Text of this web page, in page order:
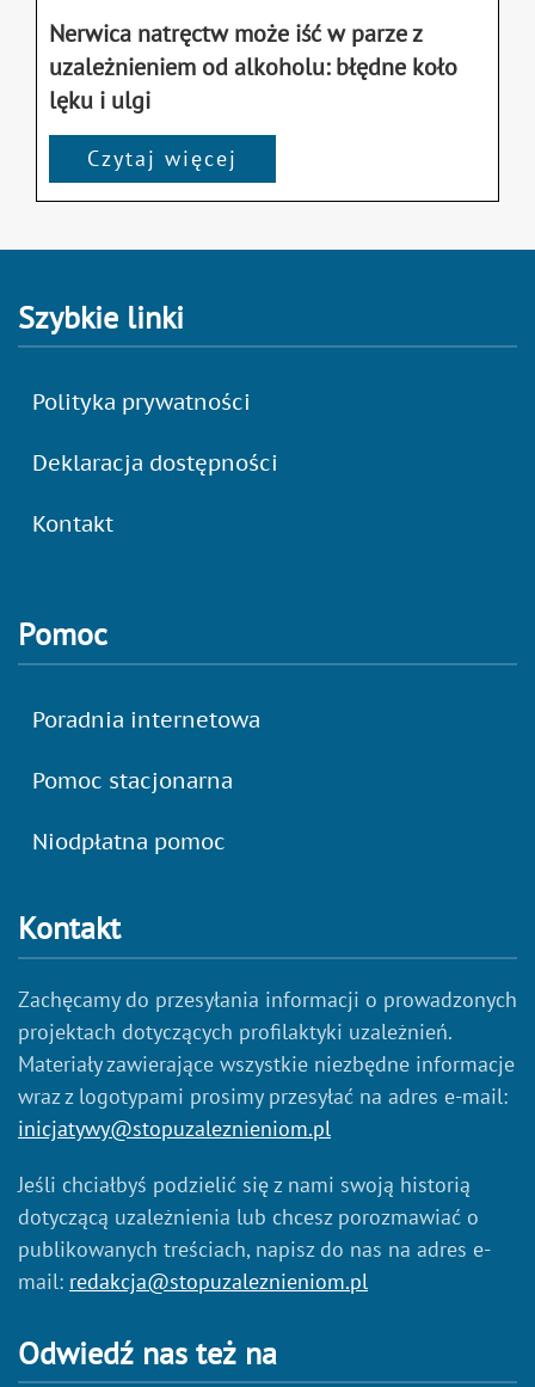
Nerwica natręctw może iść w parze z
uzależnieniem od alkoholu: błędne koło
lęku i ulgi
Czytaj więcej
Szybkie linki
Polityka prywatności
Deklaracja dostępności
Kontakt
Pomoc
Poradnia internetowa
Pomoc stacjonarna
Niodpłatna pomoc
Kontakt
Zachęcamy do przesyłania informacji o prowadzonych
projektach dotyczących profilaktyki uzależnień.
Materiały zawierające wszystkie niezbędne informacje
wraz z logotypami prosimy przesyłać na adres e-mail:
inicjatywy@stopuzaleznieniom.pl
Jeśli chciałbyś podzielić się z nami swoją historią
dotyczącą uzależnienia lub chcesz porozmawiać o
publikowanych treściach, napisz do nas na adres e-
mail: redakcja@stopuzaleznieniom.pl
Odwiedź nas też na